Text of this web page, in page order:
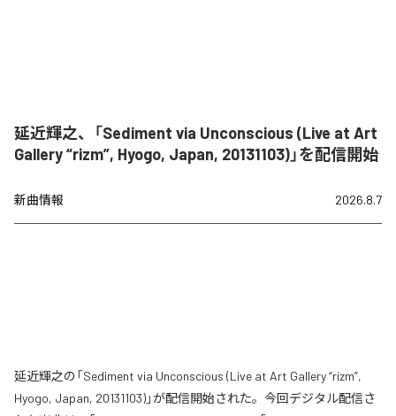
延近輝之、「Sediment via Unconscious (Live at Art
Gallery “rizm”, Hyogo, Japan, 20131103)」を配信開始
新曲情報 2026.8.7
延近輝之の「Sediment via Unconscious (Live at Art Gallery “rizm”,
Hyogo, Japan, 20131103)」が配信開始された。今回デジタル配信さ